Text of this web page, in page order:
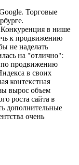
Торговые
в нише
к продвижению
не наделать
на "отлично":
по продвижению
в своих
контекстная
вырос объем
роста сайта в
дополнительные
очень